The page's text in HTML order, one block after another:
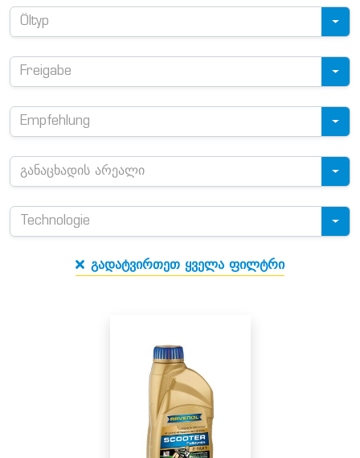
Öltyp
Freigabe
Empfehlung
განაცხადის არეალი
Technologie
გადატვირთეთ ყველა ფილტრი